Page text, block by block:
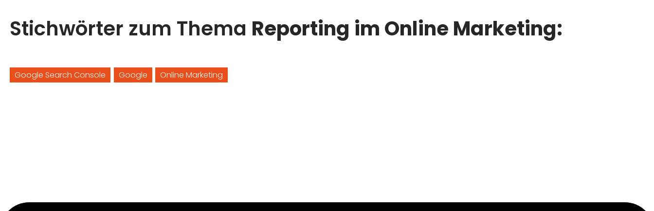
Stichwörter zum Thema Reporting im Online Marketing:
Google Search Console Google Online Marketing